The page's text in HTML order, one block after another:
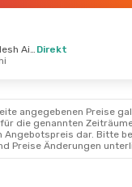
Biman Bangladesh Airline Direkt
angegebenen Preise
die genannten
Angebotspreis dar. Bitte
Preise Änderungen